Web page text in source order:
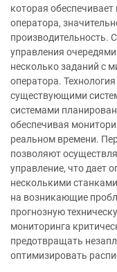
которая
оператора,
производительность.
управления
несколько заданий с
оператора.
существующими
системами
обеспечивая
реальном времени.
позволяют
управление, что дает
несколькими
на возникающие
прогнозную
мониторинга
предотвращать
оптимизировать